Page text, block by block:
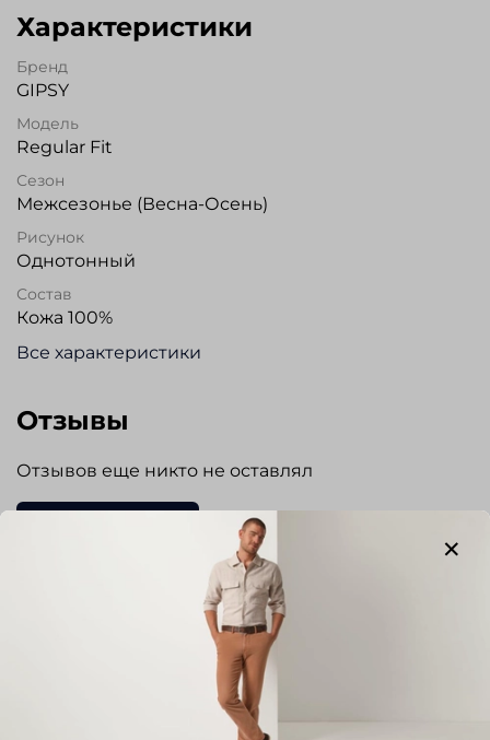
Характеристики
Бренд
GIPSY
Модель
Regular Fit
Сезон
Межсезонье (Весна-Осень)
Рисунок
Однотонный
Состав
Кожа 100%
Все характеристики
Отзывы
Отзывов еще никто не оставлял